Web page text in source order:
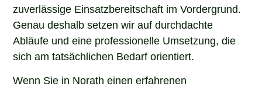
zuverlässige Einsatzbereitschaft im Vordergrund.
Genau deshalb setzen wir auf durchdachte
Abläufe und eine professionelle Umsetzung, die
sich am tatsächlichen Bedarf orientiert.
Wenn Sie in Norath einen erfahrenen